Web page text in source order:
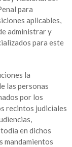
para
aplicables,
administrar y
para este
la
las personas
por los
recintos judiciales
en dichos
mandamientos